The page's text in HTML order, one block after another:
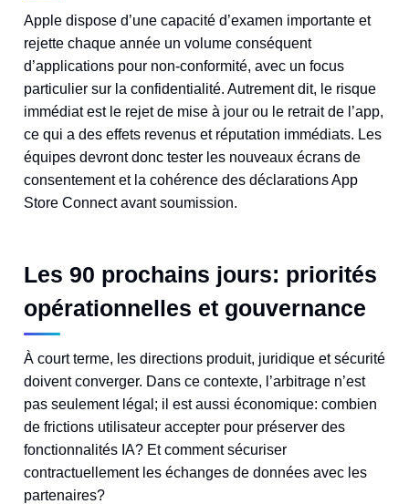
Apple dispose d’une capacité d’examen importante et
rejette chaque année un volume conséquent
d’applications pour non-conformité, avec un focus
particulier sur la confidentialité. Autrement dit, le risque
immédiat est le rejet de mise à jour ou le retrait de l’app,
ce qui a des effets revenus et réputation immédiats. Les
équipes devront donc tester les nouveaux écrans de
consentement et la cohérence des déclarations App
Store Connect avant soumission.
Les 90 prochains jours: priorités
opérationnelles et gouvernance
À court terme, les directions produit, juridique et sécurité
doivent converger. Dans ce contexte, l’arbitrage n’est
pas seulement légal; il est aussi économique: combien
de frictions utilisateur accepter pour préserver des
fonctionnalités IA? Et comment sécuriser
contractuellement les échanges de données avec les
partenaires?